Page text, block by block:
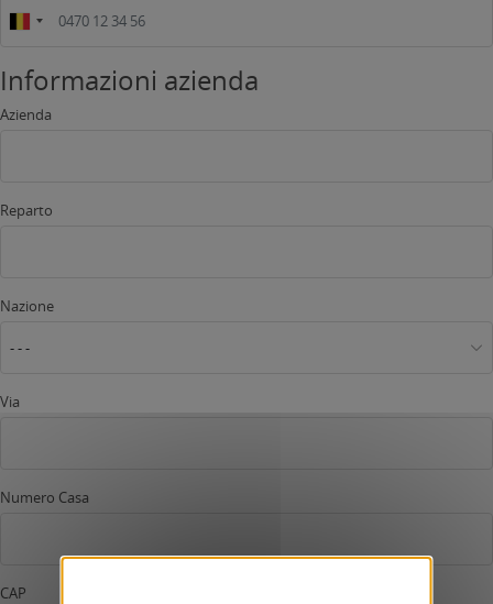
Informazioni azienda
Azienda
Reparto
Nazione
- - -
Via
Numero Casa
CAP